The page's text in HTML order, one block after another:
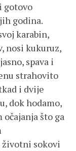
gotovo
godina.
karabin,
nosi kukuruz,
spava i
strahovito
i dvije
dok hodamo,
što ga
životni sokovi